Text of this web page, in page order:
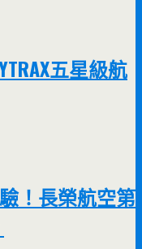
五星級航
！長榮航空第